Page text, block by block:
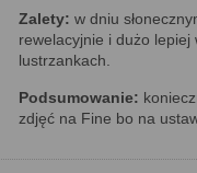
Zalety: w dniu
rewelacyjnie i dużo lepiej
lustrzankach.
Podsumowanie:
zdjęć na Fine bo na